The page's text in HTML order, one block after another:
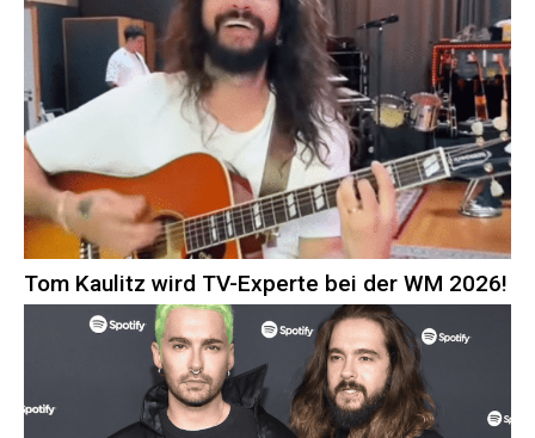
Tom Kaulitz wird TV-Experte bei der WM 2026!